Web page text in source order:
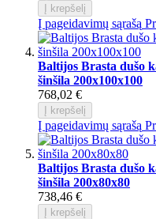
Į krepšelį
Į pageidavimų sąrašą
Baltijos Brasta dušo
šinšila 200x100x100
768,02 €
Į krepšelį
Į pageidavimų sąrašą
Baltijos Brasta dušo
šinšila 200x80x80
738,46 €
Į krepšelį